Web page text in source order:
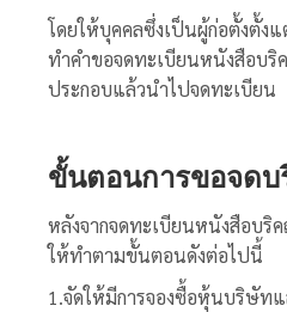
โดยให้บุคคลซึ่งเป็นผู้ก่อตั้งตั้ง
ทำคำขอจดทะเบียนหนังสือบริ
ประกอบแล้วนำไปจดทะเบียน
ขั้นตอนการขอจดบ
หลังจากจดทะเบียนหนังสือบริ
ให้ทำตามขั้นตอนดังต่อไปนี้
1.จัดให้มีการจองซื้อหุ้นบริษัท